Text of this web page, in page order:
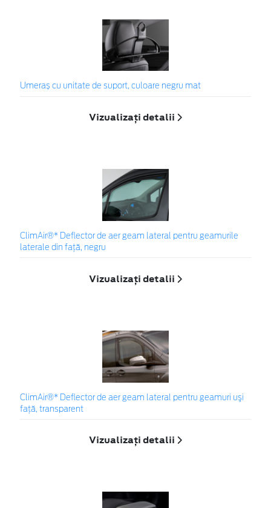
Umeraș cu unitate de suport, culoare negru mat
Vizualizați detalii
ClimAir®* Deflector de aer geam lateral pentru geamurile
laterale din faţă, negru
Vizualizați detalii
ClimAir®* Deflector de aer geam lateral pentru geamuri uşi
faţă, transparent
Vizualizați detalii